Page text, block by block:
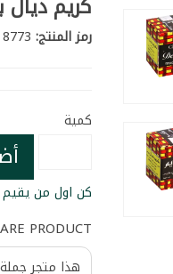
رمز المنتج:8773
كمية
كن اول من يقيم
PRODUCT
هذا متجر